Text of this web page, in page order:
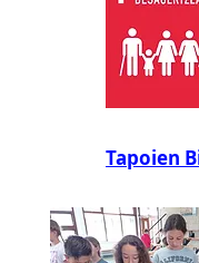
Tapoien